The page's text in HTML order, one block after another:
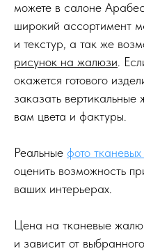
можете в салоне
широкий ассортимент
и текстур, а так же
рисунок на жалюзи .
окажется готового
заказать
вам цвета и фактуры.
Реальные фото
оценить возможность
ваших интерьерах.
Цена на тканевые
и зависит от